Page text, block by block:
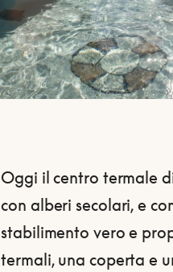
Oggi il centro termale
con alberi secolari, e
stabilimento vero e
termali, una coperta e